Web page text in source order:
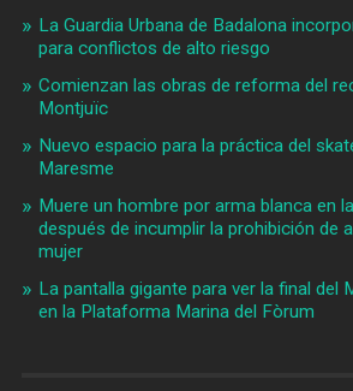
La Guardia Urbana de Badalona
para conflictos de alto riesgo
Comienzan las obras de reforma del
Montjuïc
Nuevo espacio para la práctica del
Maresme
Muere un hombre por arma blanca en
después de incumplir la prohibición de
mujer
La pantalla gigante para ver la final del
en la Plataforma Marina del Fòrum